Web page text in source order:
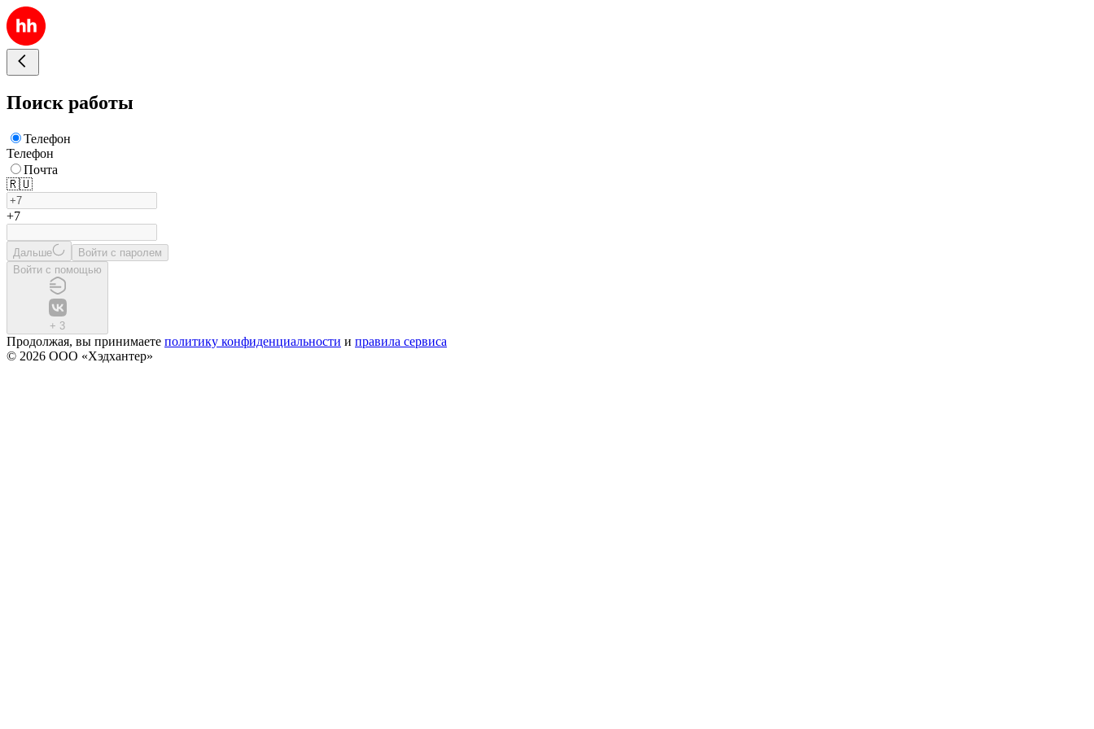
Поиск работы
Телефон
Телефон
Почта
🇷🇺
+7
Дальше
Войти с паролем
Войти с помощью
+ 3
Продолжая, вы принимаете политику конфиденциальности и правила сервиса
© 2026 ООО «Хэдхантер»